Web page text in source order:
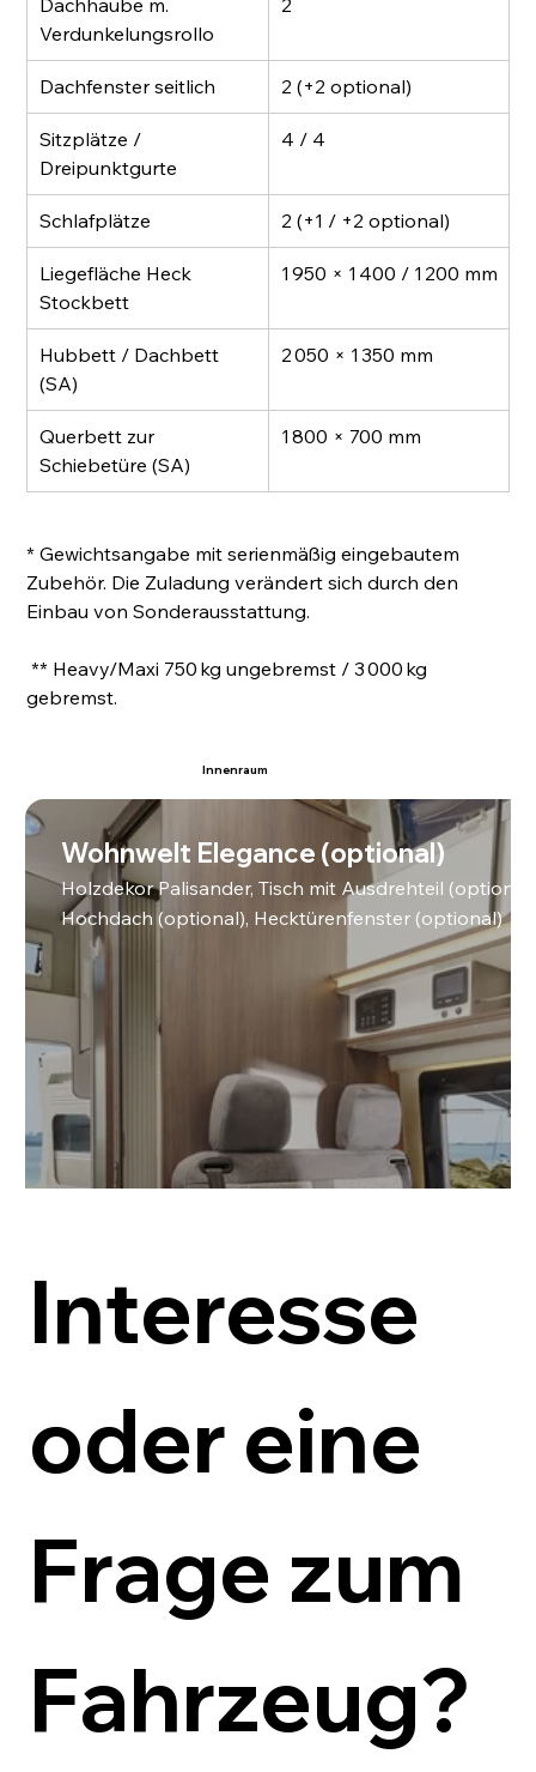
Dachhaube m.
Verdunkelungsrollo
2
Dachfenster seitlich 2 (+2 optional)
Sitzplätze /
Dreipunktgurte
4 / 4
Schlafplätze 2 (+1 / +2 optional)
Liegefläche Heck
Stockbett
1 950 × 1 400 / 1 200 mm
Hubbett / Dachbett
(SA)
2 050 × 1 350 mm
Querbett zur
Schiebetüre (SA)
1 800 × 700 mm
* Gewichtsangabe mit serienmäßig eingebautem
Zubehör. Die Zuladung verändert sich durch den
Einbau von Sonderausstattung.
gebremst.
Innenraum
Wohnwelt Elegance (optional)
Holzdekor Palisander, Tisch mit Ausdrehteil
Hochdach (optional), Hecktürenfenster (optional)
Interesse
oder eine
Frage zum
Fahrzeug?